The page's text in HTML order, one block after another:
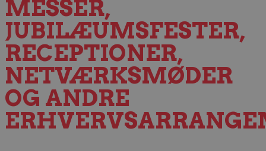
MESSER,
JUBILÆUMSFESTER,
RECEPTIONER,
NETVÆRKSMØDER
OG ANDRE